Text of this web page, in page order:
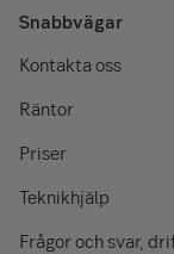
Snabbvägar
Kontakta oss
Räntor
Priser
Teknikhjälp
Frågor och svar,